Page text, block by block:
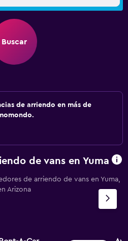
Buscar
de arriendo en más de
de vans en Yuma
de arriendo de vans en Yuma,
Arizona